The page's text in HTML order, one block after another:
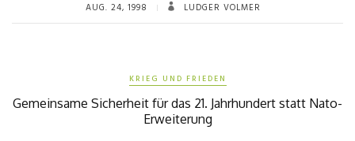
AUG. 24, 1998 LUDGER VOLMER
KRIEG UND FRIEDEN
Gemeinsame Sicherheit für das 21. Jahrhundert statt Nato-
Erweiterung